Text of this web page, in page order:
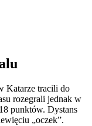
Katarze tracili do
rozegrali jednak w
punktów. Dystans
„oczek”.